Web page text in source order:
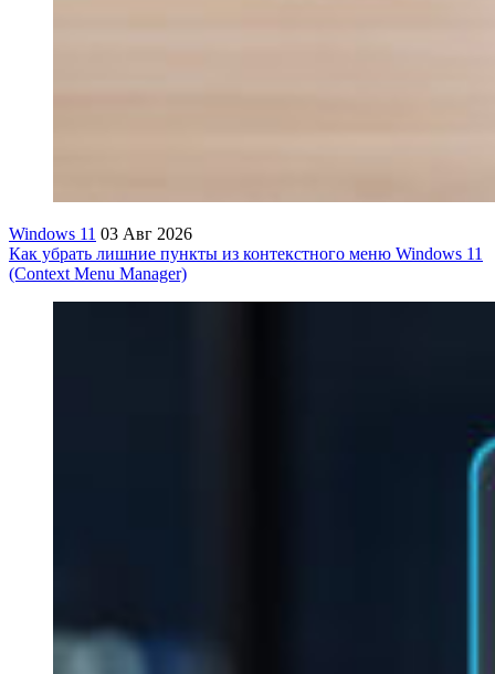
Windows 11 03 Авг 2026
Как убрать лишние пункты из контекстного меню Windows 11
(Context Menu Manager)